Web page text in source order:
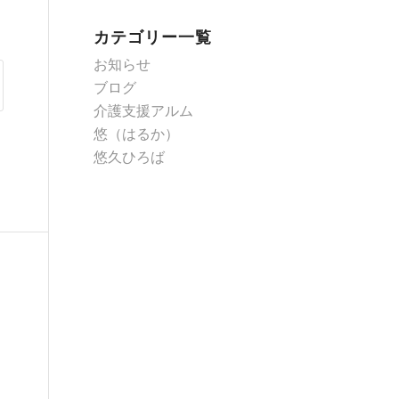
カテゴリー一覧
お知らせ
ブログ
介護支援アルム
悠（はるか）
悠久ひろば